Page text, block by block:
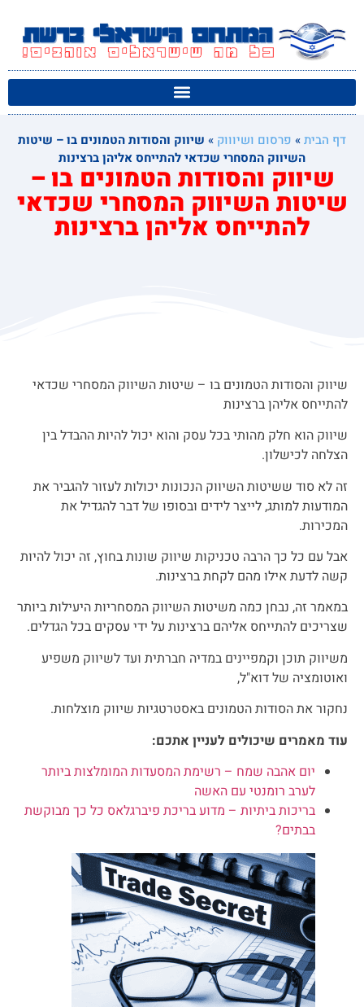
דף הבית» פרסום ושיוווק » שיווק והסודות הטמונים בו – שיטות
השיווק המסחרי שכדאי להתייחס אליהן ברצינות
שיווק והסודות הטמונים בו –
שיטות השיווק המסחרי שכדאי
להתייחס אליהן ברצינות
שיווק והסודות הטמונים בו – שיטות השיווק המסחרי שכדאי
להתייחס אליהן ברצינות
שיווק הוא חלק מהותי בכל עסק והוא יכול להיות ההבדל בין
הצלחה לכישלון.
זה לא סוד ששיטות השיווק הנכונות יכולות לעזור להגביר את
המודעות למותג, לייצר לידים ובסופו של דבר להגדיל את
המכירות.
אבל עם כל כך הרבה טכניקות שיווק שונות בחוץ, זה יכול להיות
קשה לדעת אילו מהם לקחת ברצינות.
במאמר זה, נבחן כמה משיטות השיווק המסחריות היעילות ביותר
שצריכים להתייחס אליהם ברצינות על ידי עסקים בכל הגדלים.
משיווק תוכן וקמפיינים במדיה חברתית ועד לשיווק משפיע
ואוטומציה של דוא"ל,
נחקור את הסודות הטמונים באסטרטגיות שיווק מוצלחות.
עוד מאמרים שיכולים לעניין אתכם:
יום אהבה שמח – רשימת המסעדות המומלצות ביותר
לערב רומנטי עם האשה
בריכות ביתיות – מדוע בריכת פיברגלאס כל כך מבוקשת
בבתים?